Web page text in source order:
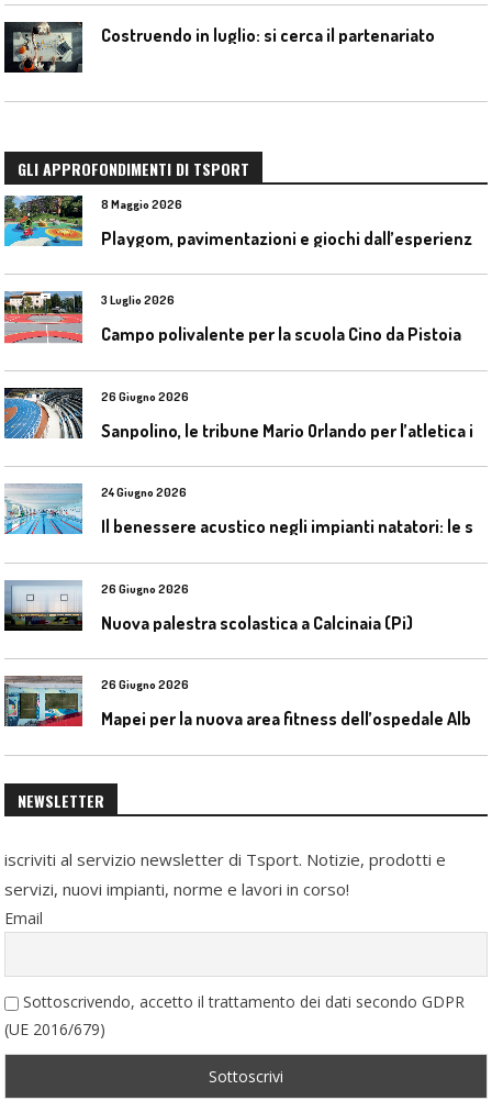
Costruendo in luglio: si cerca il partenariato
GLI APPROFONDIMENTI DI TSPORT
8 Maggio 2026
3 Luglio 2026
Campo polivalente per la scuola Cino da Pistoia
26 Giugno 2026
24 Giugno 2026
26 Giugno 2026
Nuova palestra scolastica a Calcinaia (Pi)
26 Giugno 2026
NEWSLETTER
iscriviti al servizio newsletter di Tsport. Notizie, prodotti e
servizi, nuovi impianti, norme e lavori in corso!
Email
Sottoscrivendo, accetto il trattamento dei dati secondo GDPR
(UE 2016/679)